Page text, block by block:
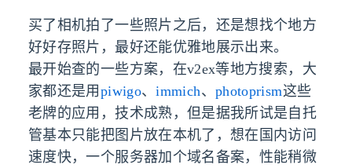
买了相机拍了一些照片之后，还是想找个地方
好好存照片，最好还能优雅地展示出来。
最开始查的一些方案，在v2ex等地方搜索，大
家都还是用 piwigo、immich、 photoprism这些
老牌的应用，技术成熟，但是据我所试是自托
管基本只能把图片放在本机了，想在国内访问
速度快，一个服务器加个域名备案，性能稍微